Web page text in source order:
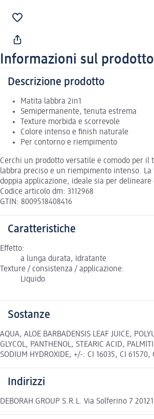
Informazioni sul prodotto
Descrizione prodotto
Matita labbra 2in1
Semipermanente, tenuta estrema
Texture morbida e scorrevole
Colore intenso e finish naturale
Per contorno e riempimento
Cerchi un prodotto versatile e comodo per
labbra preciso e un riempimento intenso.
doppia applicazione, ideale sia per
Codice articolo dm: 3112968
GTIN: 8009518408416
Caratteristiche
Effetto:
a lunga durata, Idratante
Texture / consistenza / applicazione:
Liquido
Sostanze
AQUA, ALOE BARBADENSIS LEAF JUICE,
GLYCOL, PANTHENOL, STEARIC ACID,
SODIUM HYDROXIDE; +/-: CI 16035, CI
Indirizzi
DEBORAH GROUP S.R.L. Via Solferino 7